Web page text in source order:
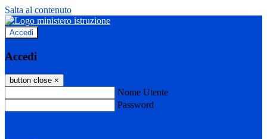
Salta al contenuto
Accedi
Accedi
button close ×
Nome Utente
Password